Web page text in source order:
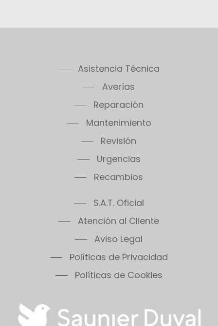
Asistencia Técnica
Averías
Reparación
Mantenimiento
Revisión
Urgencias
Recambios
S.A.T. Oficial
Atención al Cliente
Aviso Legal
Políticas de Privacidad
Políticas de Cookies